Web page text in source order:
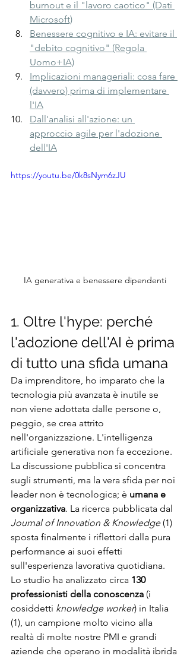
burnout e il "lavoro caotico" (Dati
Microsoft)
Benessere cognitivo e IA: evitare il
"debito cognitivo" (Regola
Uomo+IA)
Implicazioni manageriali: cosa fare
(davvero) prima di implementare
l'IA
Dall'analisi all'azione: un
approccio agile per l'adozione
dell'IA
https://youtu.be/0k8sNym6zJU
IA generativa e benessere dipendenti
1. Oltre l'hype: perché
l'adozione dell'AI è prima
di tutto una sfida umana
Da imprenditore, ho imparato che la
tecnologia più avanzata è inutile se
non viene adottata dalle persone o,
peggio, se crea attrito
nell'organizzazione. L'intelligenza
artificiale generativa non fa eccezione.
La discussione pubblica si concentra
sugli strumenti, ma la vera sfida per noi
leader non è tecnologica; è umana e
organizzativa. La ricerca pubblicata dal
Journal of Innovation & Knowledge (1)
sposta finalmente i riflettori dalla pura
performance ai suoi effetti
sull'esperienza lavorativa quotidiana.
Lo studio ha analizzato circa 130
professionisti della conoscenza (i
cosiddetti knowledge worker) in Italia
(1), un campione molto vicino alla
realtà di molte nostre PMI e grandi
aziende che operano in modalità ibrida